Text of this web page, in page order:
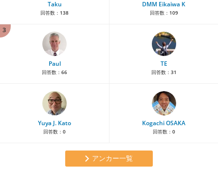
Taku
回答数： 138
DMM Eikaiwa K
回答数： 109
3
Paul
回答数： 66
TE
回答数： 31
Yuya J. Kato
回答数： 0
Kogachi OSAKA
回答数： 0
アンカー一覧